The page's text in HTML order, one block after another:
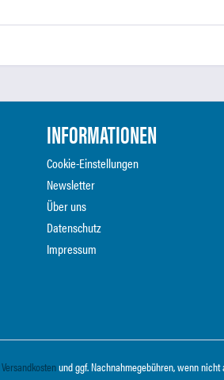
INFORMATIONEN
Cookie-Einstellungen
Newsletter
Über uns
Datenschutz
Impressum
Versandkostenund ggf. Nachnahmegebühren, wenn nicht